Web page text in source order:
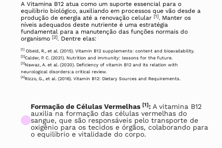
A Vitamina B12 atua como um suporte essencial para o
equilíbrio biológico, auxiliando em processos que vão desde a
produção de energia até a renovação celular [1]. Manter os
níveis adequados deste nutriente é uma estratégia
fundamental para a manutenção das funções normais do
organismo [2]. Dentre elas:
[1] Obeid, R., et al. (2015). Vitamin B12 supplements: content and bioavailability.
[2]Calder, P. C. (2021). Nutrition and immunity: lessons for the future.
[3] Nawaz, A. et al. (2020). Deficiency of vitamin B12 and its relation with
neurological disorders:a critical review.
[4] Rizzo, G., et al. (2016). Vitamin B12: Dietary Sources and Requirements.
Formação de Células Vermelhas [1]: A vitamina B12
auxilia na formação das células vermelhas do
sangue, que são responsáveis pelo transporte de
oxigênio para os tecidos e órgãos, colaborando para
o equilíbrio e vitalidade do corpo.